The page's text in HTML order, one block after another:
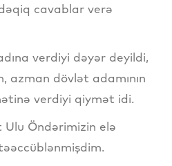
cavablar verə
verdiyi dəyər deyildi,
azman dövlət adamının
verdiyi qiymət idi.
Öndərimizin elə